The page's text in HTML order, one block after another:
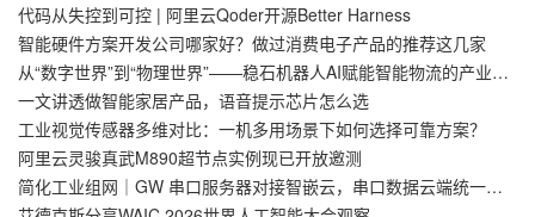
心板
代码从失控到可控 | 阿里云Qoder开源Better Harness
智能硬件方案开发公司哪家好？做过消费电子产品的推荐这几家
从“数字世界”到“物理世界”——稳石机器人AI赋能智能物流的产业实
践
一文讲透做智能家居产品，语音提示芯片怎么选
工业视觉传感器多维对比：一机多用场景下如何选择可靠方案？
阿里云灵骏真武M890超节点实例现已开放邀测
简化工业组网｜GW 串口服务器对接智嵌云，串口数据云端统一管